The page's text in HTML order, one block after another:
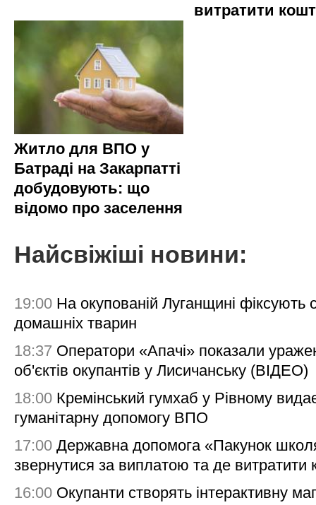
витратити
Житло для ВПО у
Батраді на Закарпатті
добудовують: що
відомо про заселення
Найсвіжіші новини:
19:00 На окупованій Луганщині фіксують
домашніх тварин
18:37 Оператори «Апачі» показали
об'єктів окупантів у Лисичанську (ВІДЕО)
18:00 Кремінський гумхаб у Рівному
гуманітарну допомогу ВПО
17:00 Державна допомога «Пакунок
звернутися за виплатою та де витратити
16:00 Окупанти створять інтерактивну